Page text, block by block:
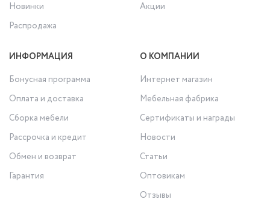
Новинки
Акции
Распродажа
ИНФОРМАЦИЯ
Бонусная программа
Оплата и доставка
Сборка мебели
Рассрочка и кредит
Обмен и возврат
Гарантия
О КОМПАНИИ
Интернет магазин
Мебельная фабрика
Сертификаты и награды
Новости
Статьи
Оптовикам
Отзывы